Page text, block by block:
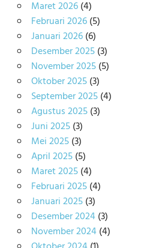
Maret 2026(4)
Februari 2026(5)
Januari 2026(6)
Desember 2025(3)
November 2025(5)
Oktober 2025(3)
September 2025(4)
Agustus 2025(3)
Juni 2025(3)
Mei 2025(3)
April 2025(5)
Maret 2025(4)
Februari 2025(4)
Januari 2025(3)
Desember 2024(3)
November 2024(4)